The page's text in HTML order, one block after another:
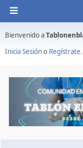
Bienvenido a
Inicia Sesióno Regístrate.